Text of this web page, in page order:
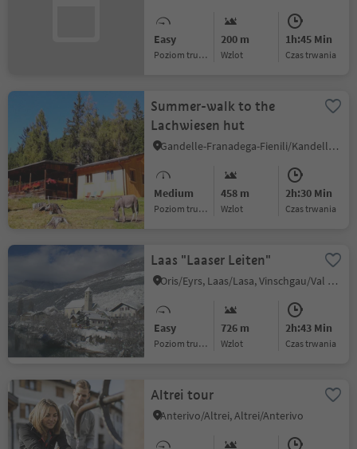
Easy
Poziom trudności
200 m
Wzlot
1h:45 Min
czas trwania
Summer-walk to the
Lachwiesen hut
Gandelle-Franadega-Fienili/Kandellen-Frondeigen-Stadlern, Toblach/Dobbiaco, Dolomites Region 3 Zinnen
Medium
Poziom trudności
458 m
Wzlot
2h:30 Min
czas trwania
Laas "Laaser Leiten"
Oris/Eyrs, Laas/Lasa, Vinschgau/Val Venosta
Easy
Poziom trudności
726 m
Wzlot
2h:43 Min
czas trwania
Altrei tour
Anterivo/Altrei, Altrei/Anterivo